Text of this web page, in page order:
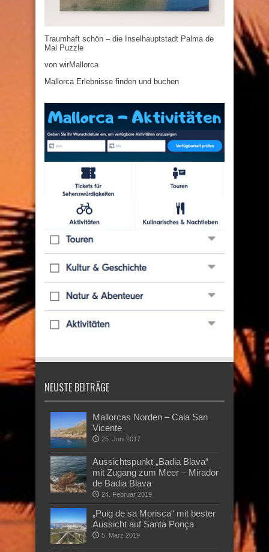
Traumhaft schön – die Inselhauptstadt Palma de
Mal Puzzle
von wirMallorca
Mallorca Erlebnisse finden und buchen
NEUSTE BEITRÄGE
Mallorcas Norden – Cala San
Vicente
25. Juni 2017
Aussichtspunkt „Badia Blava“
mit Zugang zum Meer – Mirador
de Badia Blava
24. Februar 2019
„Puig de sa Morisca“ mit bester
Aussicht auf Santa Ponça
5. März 2019